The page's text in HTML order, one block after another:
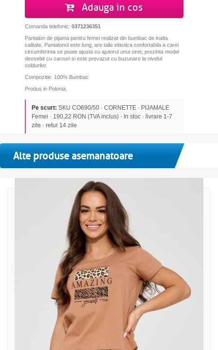
Adauga in cos
Comanda telefonic: 0371236351
Pantalon de pijama pentru femei realizat din bumbac de inalta
calitate. Pantalonul este lung, are talie elastica confortabila a carei
circumferinta se poate ajusta cu ajutorul unui siret, prezinta model
deosebit cu carouri si este prevazut cu buzunare la nivelul
soldurilor.
Compozitie: 100% Bumbac
Produs in Polonia.
Pe scurt: SKU CO690/50 · CORNETTE · PIJAMALE
Femei · 190,22 RON (TVA inclus) · In stoc · livrare 1-7
zile · retur 14 zile
Alte produse asemanatoare